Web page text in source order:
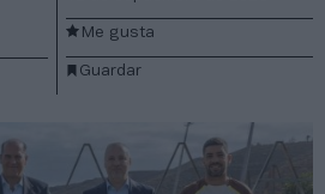
Guardar
Me gusta